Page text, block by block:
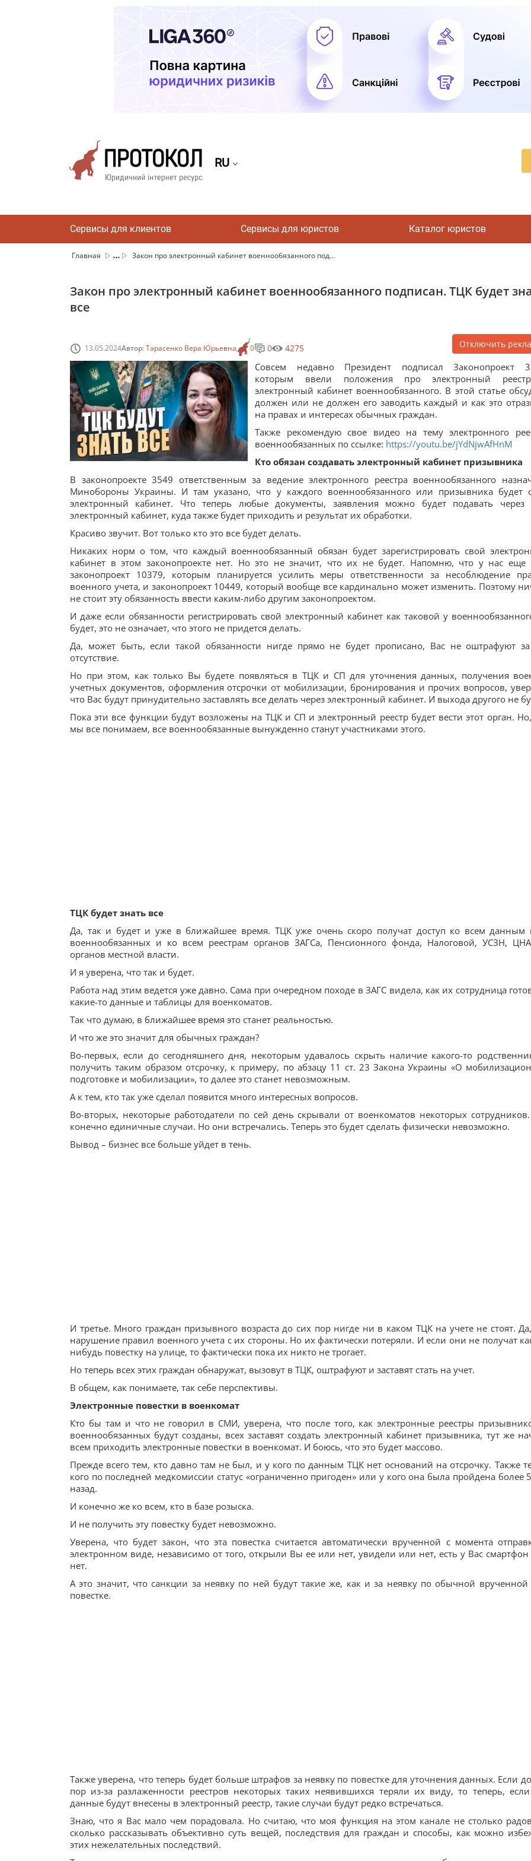
RU
Сервисы для клиентов Сервисы для юристов Каталог юристов
Главная ... Закон про электронный кабинет военнообязанного под...
Закон про электронный кабинет военнообязанного подписан. ТЦК будет
все
13.05.2024Автор:Тарасенко Вера Юрьевна 0 0 4275 Отключить
Совсем недавно Президент подписал Законопроект
которым ввели положения про электронный
электронный кабинет военнообязанного. В этой статье
должен или не должен его заводить каждый и как это
на правах и интересах обычных граждан.
Также рекомендую свое видео на тему электронного
военнообязанных по ссылке: https://youtu.be/jYdNjwAfHnM
Кто обязан создавать электронный кабинет призывника
В законопроекте 3549 ответственным за ведение электронного реестра военнообязанного
Минобороны Украины. И там указано, что у каждого военнообязанного или призывника будет
электронный кабинет. Что теперь любые документы, заявления можно будет подавать через
электронный кабинет, куда также будет приходить и результат их обработки.
Красиво звучит. Вот только кто это все будет делать.
Никаких норм о том, что каждый военнообязанный обязан будет зарегистрировать свой
кабинет в этом законопроекте нет. Но это не значит, что их не будет. Напомню, что у нас еще
законопроект 10379, которым планируется усилить меры ответственности за несоблюдение
военного учета, и законопроект 10449, который вообще все кардинально может изменить. Поэтому
не стоит эту обязанность ввести каким-либо другим законопроектом.
И даже если обязанности регистрировать свой электронный кабинет как таковой у
будет, это не означает, что этого не придется делать.
Да, может быть, если такой обязанности нигде прямо не будет прописано, Вас не оштрафуют
отсутствие.
Но при этом, как только Вы будете появляться в ТЦК и СП для уточнения данных, получения
учетных документов, оформления отсрочки от мобилизации, бронирования и прочих вопросов,
что Вас будут принудительно заставлять все делать через электронный кабинет. И выхода другого не
Пока эти все функции будут возложены на ТЦК и СП и электронный реестр будет вести этот орган.
мы все понимаем, все военнообязанные вынужденно станут участниками этого.
ТЦК будет знать все
Да, так и будет и уже в ближайшее время. ТЦК уже очень скоро получат доступ ко всем данным
военнообязанных и ко всем реестрам органов ЗАГСа, Пенсионного фонда, Налоговой, УСЗН,
органов местной власти.
И я уверена, что так и будет.
Работа над этим ведется уже давно. Сама при очередном походе в ЗАГС видела, как их сотрудница
какие-то данные и таблицы для военкоматов.
Так что думаю, в ближайшее время это станет реальностью.
И что же это значит для обычных граждан?
Во-первых, если до сегодняшнего дня, некоторым удавалось скрыть наличие какого-то
получить таким образом отсрочку, к примеру, по абзацу 11 ст. 23 Закона Украины «О
подготовке и мобилизации», то далее это станет невозможным.
А к тем, кто так уже сделал появится много интересных вопросов.
Во-вторых, некоторые работодатели по сей день скрывали от военкоматов некоторых
конечно единичные случаи. Но они встречались. Теперь это будет сделать физически невозможно.
Вывод – бизнес все больше уйдет в тень.
И третье. Много граждан призывного возраста до сих пор нигде ни в каком ТЦК на учете не стоят.
нарушение правил военного учета с их стороны. Но их фактически потеряли. И если они не получат
нибудь повестку на улице, то фактически пока их никто не трогает.
Но теперь всех этих граждан обнаружат, вызовут в ТЦК, оштрафуют и заставят стать на учет.
В общем, как понимаете, так себе перспективы.
Электронные повестки в военкомат
Кто бы там и что не говорил в СМИ, уверена, что после того, как электронные реестры
военнообязанных будут созданы, всех заставят создать электронный кабинет призывника, тут же
всем приходить электронные повестки в военкомат. И боюсь, что это будет массово.
Прежде всего тем, кто давно там не был, и у кого по данным ТЦК нет оснований на отсрочку. Также
кого по последней медкомиссии статус «ограниченно пригоден» или у кого она была пройдена более
назад.
И конечно же ко всем, кто в базе розыска.
И не получить эту повестку будет невозможно.
Уверена, что будет закон, что эта повестка считается автоматически врученной с момента
электронном виде, независимо от того, открыли Вы ее или нет, увидели или нет, есть у Вас
нет.
А это значит, что санкции за неявку по ней будут такие же, как и за неявку по обычной
повестке.
Также уверена, что теперь будет больше штрафов за неявку по повестке для уточнения данных. Если
пор из-за разлаженности реестров некоторых таких неявившихся теряли их виду, то теперь,
данные будут внесены в электронный реестр, такие случаи будут редко встречаться.
Знаю, что я Вас мало чем порадовала. Но считаю, что моя функция на этом канале не столько
сколько рассказывать объективно суть вещей, последствия для граждан и способы, как можно
этих нежелательных последствий.